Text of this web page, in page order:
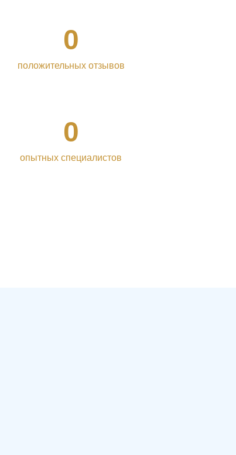
0
положительных отзывов
0
опытных специалистов